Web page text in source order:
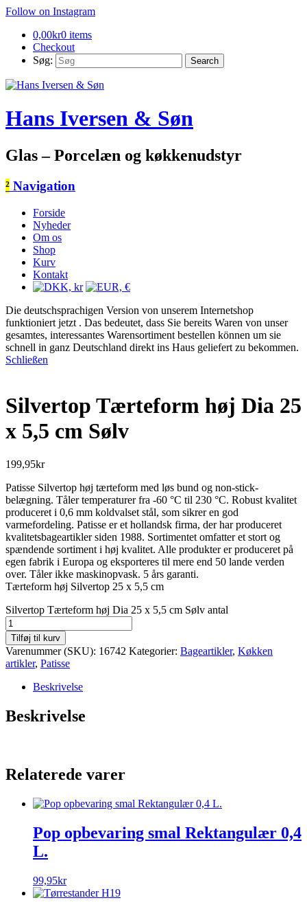
Follow on Instagram
0,00kr0 items
Checkout
Søg:
Hans Iversen & Søn
Glas – Porcelæn og køkkenudstyr
² Navigation
Forside
Nyheder
Om os
Shop
Kurv
Kontakt
Die deutschsprachigen Version von unserem Internetshop
funktioniert jetzt . Das bedeutet, dass Sie bereits Waren von unser
gesamtes, interessantes Warensortiment bestellen können um sie
schnell in ganz Deutschland direkt ins Haus geliefert zu bekommen.
Schließen
Silvertop Tærteform høj Dia 25
x 5,5 cm Sølv
199,95kr
Patisse Silvertop høj tærteform med løs bund og non-stick-
belægning. Tåler temperaturer fra -60 °C til 230 °C. Robust kvalitet
produceret i 0,6 mm koldvalset stål, som sikrer en god
varmefordeling. Patisse er et hollandsk firma, der har produceret
kvalitetsbageartikler siden 1988. Sortimentet omfatter et stort og
spændende sortiment i høj kvalitet. Alle produkter er produceret på
egen fabrik i Europa og eksporteres til mere end 50 lande verden
over. Tåler ikke maskinopvask. 5 års garanti.
Tærteform høj Silvertop 25 x 5,5 cm
Silvertop Tærteform høj Dia 25 x 5,5 cm Sølv antal
Tilføj til kurv
Varenummer (SKU): 16742 Kategorier: Bageartikler, Køkken
artikler, Patisse
Beskrivelse
Beskrivelse
Relaterede varer
Pop opbevaring smal Rektangulær 0,4
L.
99,95kr